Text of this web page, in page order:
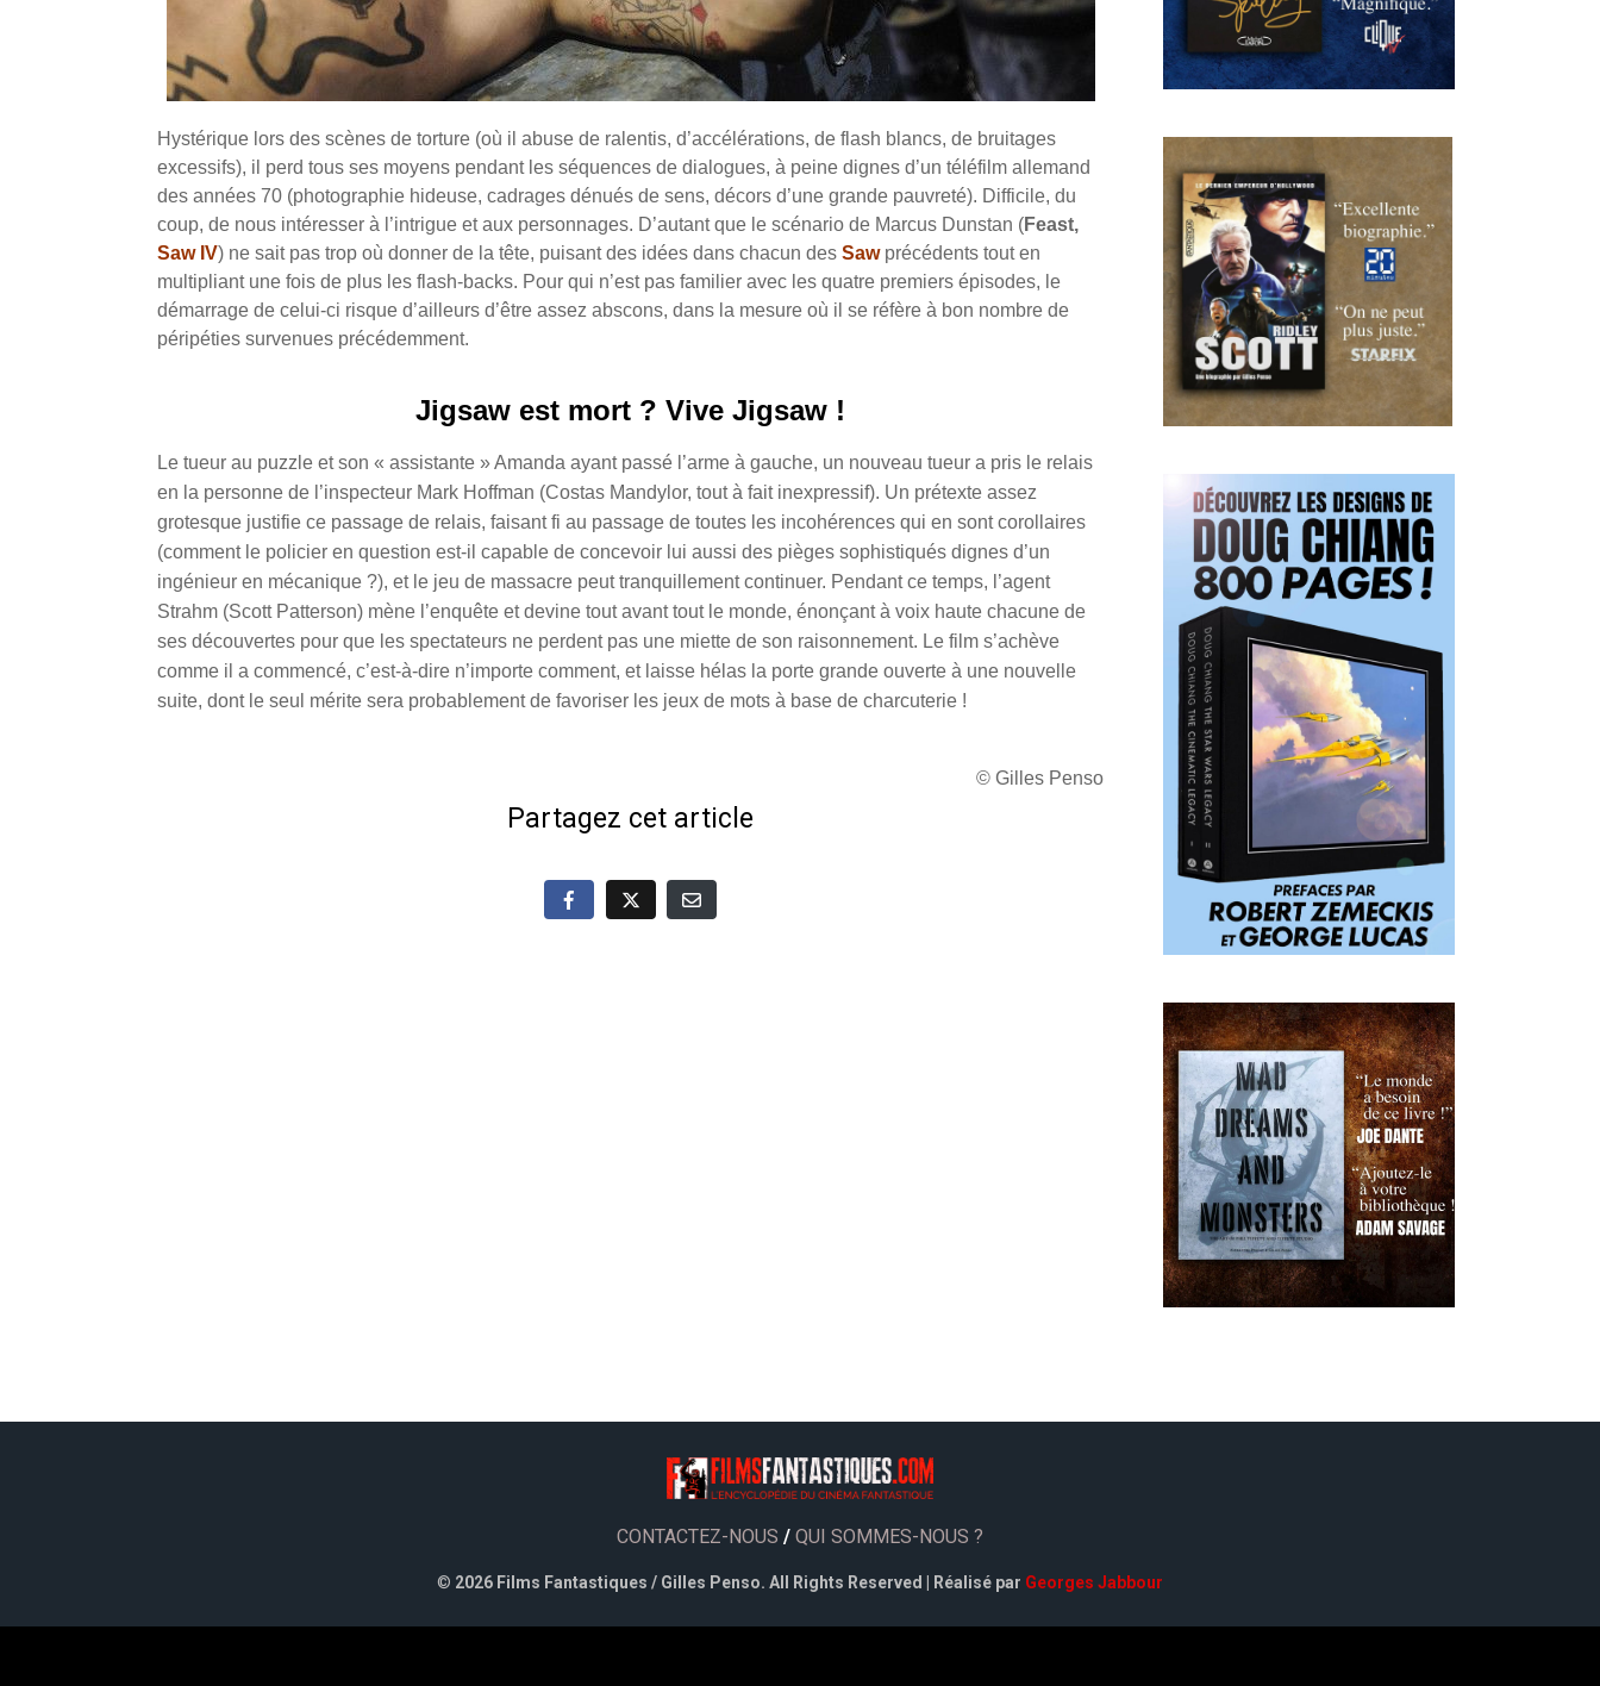
Hystérique lors des scènes de torture (où il abuse de ralentis, d’accélérations, de flash blancs, de bruitages
excessifs), il perd tous ses moyens pendant les séquences de dialogues, à peine dignes d’un téléfilm allemand
des années 70 (photographie hideuse, cadrages dénués de sens, décors d’une grande pauvreté). Difficile, du
coup, de nous intéresser à l’intrigue et aux personnages. D’autant que le scénario de Marcus Dunstan (Feast,
Saw IV) ne sait pas trop où donner de la tête, puisant des idées dans chacun des Sawprécédents tout en
multipliant une fois de plus les flash-backs. Pour qui n’est pas familier avec les quatre premiers épisodes, le
démarrage de celui-ci risque d’ailleurs d’être assez abscons, dans la mesure où il se réfère à bon nombre de
péripéties survenues précédemment.
Jigsaw est mort ? Vive Jigsaw !
Le tueur au puzzle et son « assistante » Amanda ayant passé l’arme à gauche, un nouveau tueur a pris le relais
en la personne de l’inspecteur Mark Hoffman (Costas Mandylor, tout à fait inexpressif). Un prétexte assez
grotesque justifie ce passage de relais, faisant fi au passage de toutes les incohérences qui en sont corollaires
(comment le policier en question est-il capable de concevoir lui aussi des pièges sophistiqués dignes d’un
ingénieur en mécanique ?), et le jeu de massacre peut tranquillement continuer. Pendant ce temps, l’agent
Strahm (Scott Patterson) mène l’enquête et devine tout avant tout le monde, énonçant à voix haute chacune de
ses découvertes pour que les spectateurs ne perdent pas une miette de son raisonnement. Le film s’achève
comme il a commencé, c’est-à-dire n’importe comment, et laisse hélas la porte grande ouverte à une nouvelle
suite, dont le seul mérite sera probablement de favoriser les jeux de mots à base de charcuterie !
© Gilles Penso
Partagez cet article
CONTACTEZ-NOUS / QUI SOMMES-NOUS ?
© 2026 Films Fantastiques / Gilles Penso. All Rights Reserved | Réalisé par Georges Jabbour